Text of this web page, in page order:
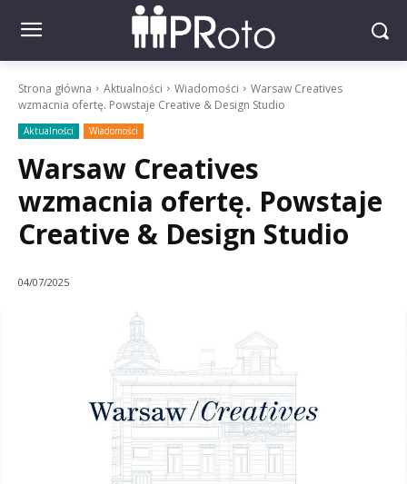
Strona główna Aktualności Wiadomości
Warsaw Creatives
wzmacnia ofertę. Powstaje Creative & Design Studio
Aktualności Wiadomości
Warsaw Creatives
wzmacnia ofertę. Powstaje
Creative & Design Studio
04/07/2025